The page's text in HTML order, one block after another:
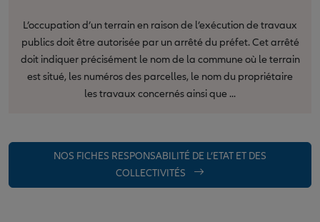
L’occupation d’un terrain en raison de l’exécution de travaux
publics doit être autorisée par un arrêté du préfet. Cet arrêté
doit indiquer précisément le nom de la commune où le terrain
est situé, les numéros des parcelles, le nom du propriétaire
les travaux concernés ainsi que ...
NOS FICHES RESPONSABILITÉ DE L’ETAT ET DES
COLLECTIVITÉS